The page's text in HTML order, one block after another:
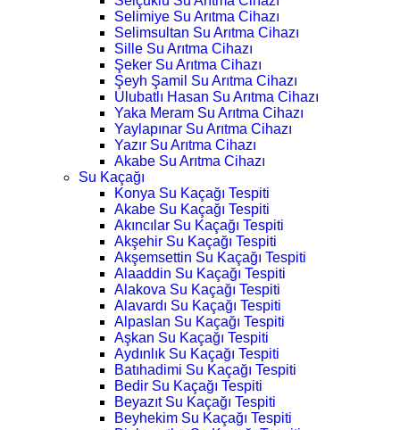
Selimiye Su Arıtma Cihazı
Selimsultan Su Arıtma Cihazı
Sille Su Arıtma Cihazı
Şeker Su Arıtma Cihazı
Şeyh Şamil Su Arıtma Cihazı
Ulubatlı Hasan Su Arıtma Cihazı
Yaka Meram Su Arıtma Cihazı
Yaylapınar Su Arıtma Cihazı
Yazır Su Arıtma Cihazı
Akabe Su Arıtma Cihazı
Su Kaçağı
Konya Su Kaçağı Tespiti
Akabe Su Kaçağı Tespiti
Akıncılar Su Kaçağı Tespiti
Akşehir Su Kaçağı Tespiti
Akşemsettin Su Kaçağı Tespiti
Alaaddin Su Kaçağı Tespiti
Alakova Su Kaçağı Tespiti
Alavardı Su Kaçağı Tespiti
Alpaslan Su Kaçağı Tespiti
Aşkan Su Kaçağı Tespiti
Aydınlık Su Kaçağı Tespiti
Batıhadimi Su Kaçağı Tespiti
Bedir Su Kaçağı Tespiti
Beyazıt Su Kaçağı Tespiti
Beyhekim Su Kaçağı Tespiti